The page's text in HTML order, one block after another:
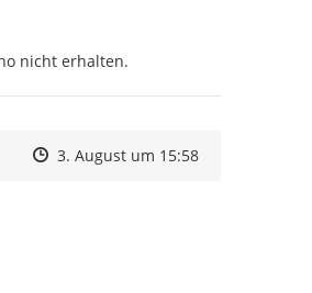
nicht erhalten.
Zeitpunkt des Erstellens
Zeitpunkt des Erstellens
3. August um 15:58Zur Äußerung